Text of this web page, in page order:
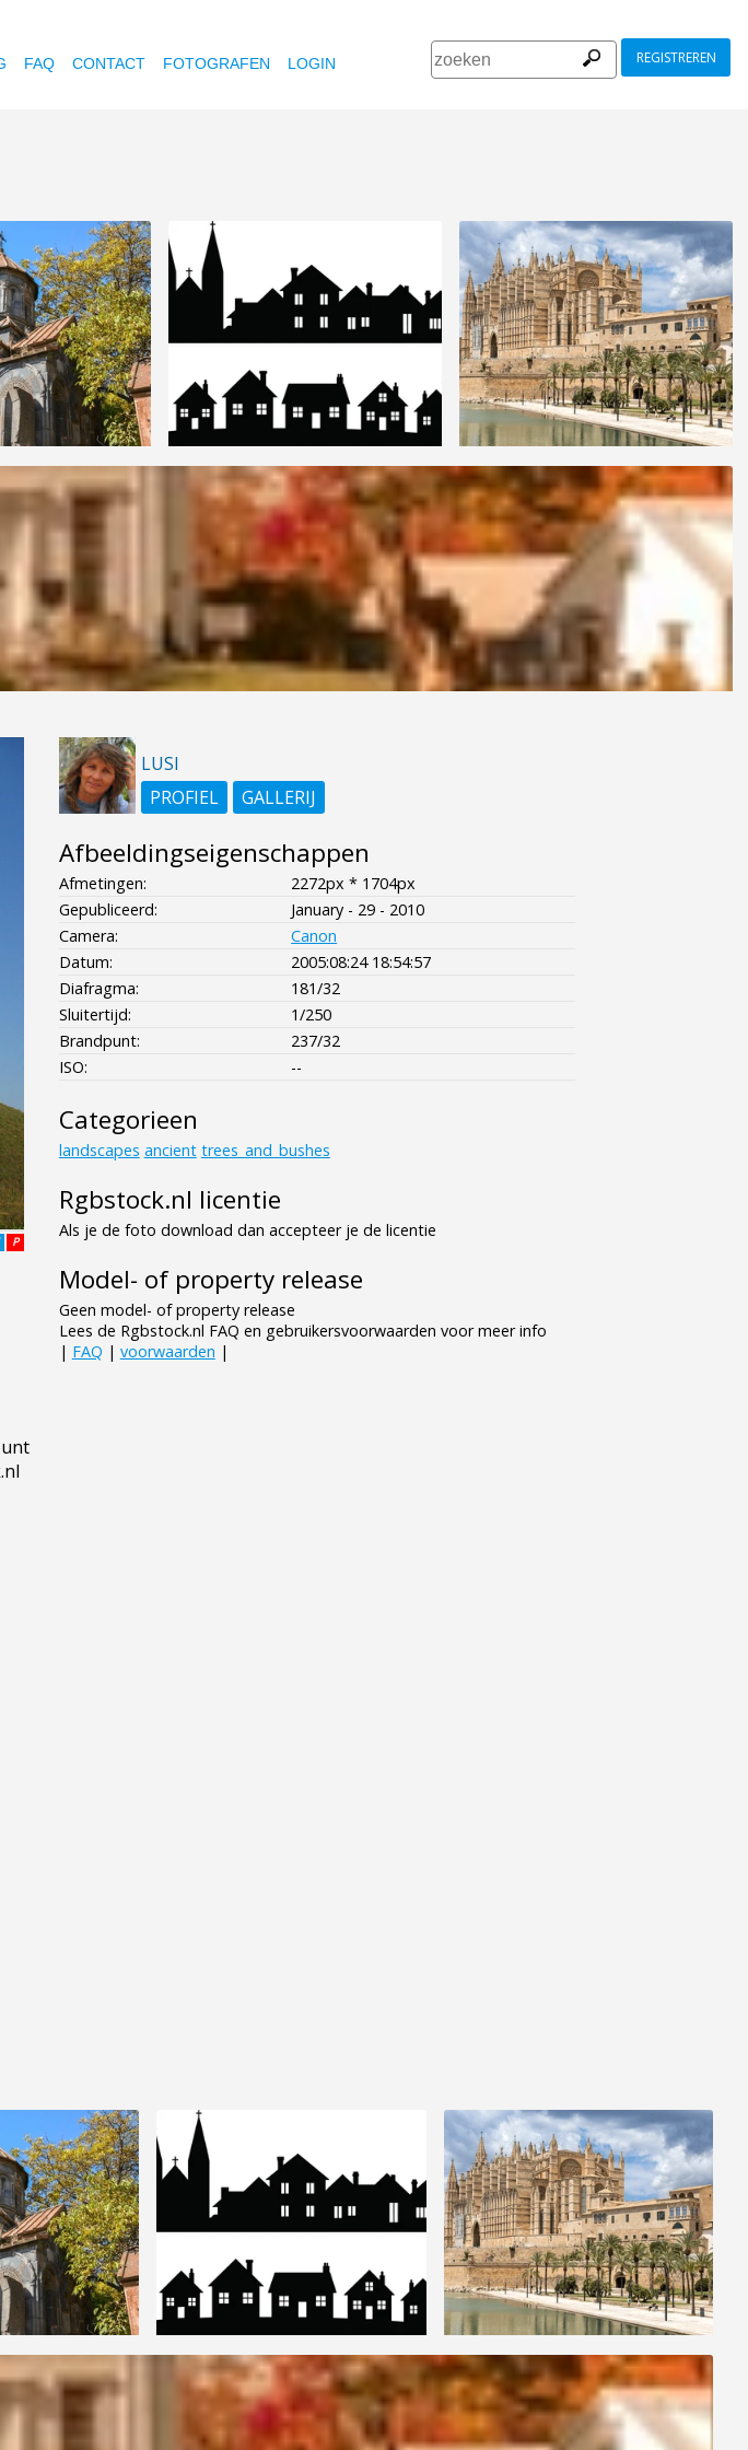
FAQ CONTACT FOTOGRAFEN LOGIN REGISTREREN
P
LUSI
PROFIEL
GALLERIJ
Afbeeldingseigenschappen
Afmetingen:
2272px * 1704px
Gepubliceerd:
January - 29 - 2010
Camera:
Canon
Datum:
2005:08:24 18:54:57
Diafragma:
181/32
Sluitertijd:
1/250
Brandpunt:
237/32
ISO:
--
Categorieen
landscapes ancient trees_and_bushes
Rgbstock.nl licentie
Als je de foto download dan accepteer je de licentie
Model- of property release
Geen model- of property release
Lees de Rgbstock.nl FAQ en gebruikersvoorwaarden voor meer info
| FAQ | voorwaarden |